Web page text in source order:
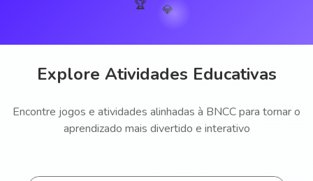
🏆
💎
Explore Atividades Educativas
Encontre jogos e atividades alinhadas à BNCC para tornar o
aprendizado mais divertido e interativo